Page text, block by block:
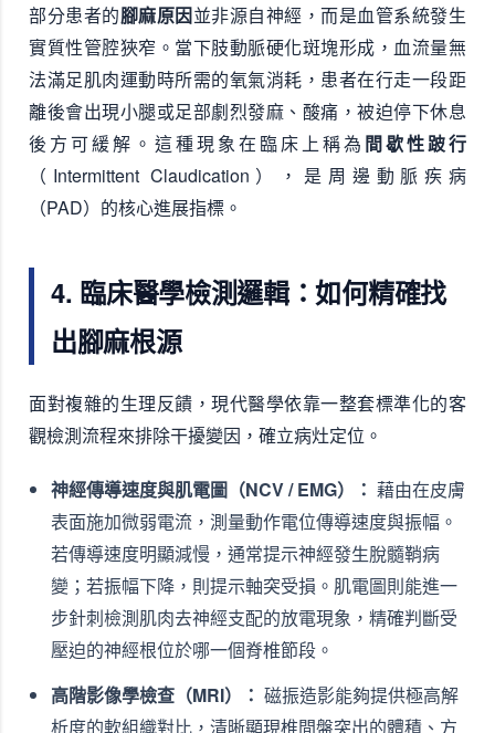
部分患者的腳麻原因並非源自神經，而是血管系統發生
實質性管腔狹窄。當下肢動脈硬化斑塊形成，血流量無
法滿足肌肉運動時所需的氧氣消耗，患者在行走一段距
離後會出現小腿或足部劇烈發麻、酸痛，被迫停下休息
後方可緩解。這種現象在臨床上稱為 間歇性跛行
（Intermittent Claudication），是周邊動脈疾病
（PAD）的核心進展指標。
4. 臨床醫學檢測邏輯：如何精確找
出腳麻根源
面對複雜的生理反饋，現代醫學依靠一整套標準化的客
觀檢測流程來排除干擾變因，確立病灶定位。
神經傳導速度與肌電圖（NCV / EMG）： 藉由在皮膚
表面施加微弱電流，測量動作電位傳導速度與振幅。
若傳導速度明顯減慢，通常提示神經發生脫髓鞘病
變；若振幅下降，則提示軸突受損。肌電圖則能進一
步針刺檢測肌肉去神經支配的放電現象，精確判斷受
壓迫的神經根位於哪一個脊椎節段。
高階影像學檢查（MRI）： 磁振造影能夠提供極高解
析度的軟組織對比，清晰顯現椎間盤突出的體積、方